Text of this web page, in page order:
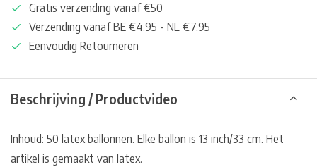
Gratis verzending vanaf €50
Verzending vanaf BE €4,95 - NL €7,95
Eenvoudig Retourneren
Beschrijving / Productvideo
Inhoud: 50 latex ballonnen. Elke ballon is 13 inch/33 cm. Het
artikel is gemaakt van latex.